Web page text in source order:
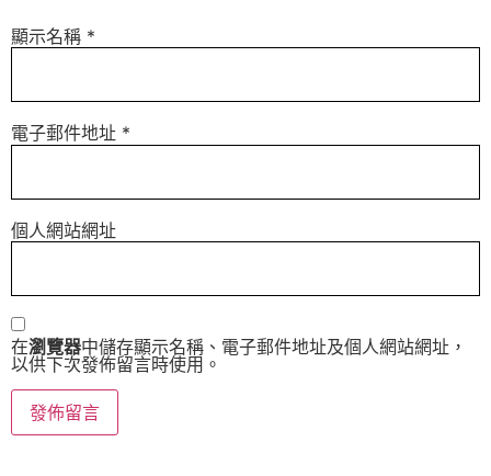
顯示名稱 *
電子郵件地址 *
個人網站網址
在瀏覽器中儲存顯示名稱、電子郵件地址及個人網站網址，
以供下次發佈留言時使用。